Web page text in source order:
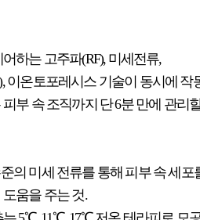
하는 고주파(RF), 미세전류,
이온토포레시스 기술이 동시에 작
부 속 조직까지 단 6분 만에 관리
의 미세 전류를 통해 피부 속 세포
움을 주는 것.